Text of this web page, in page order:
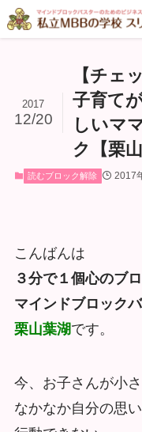
【チェ
子育て
しいマ
ク【栗山
2017
12/20
読むブロック解除 2017
こんばんは
３分で１個心のブ
マインドブロック
栗山葉湖です。
今、お子さんが小
なかなか自分の思